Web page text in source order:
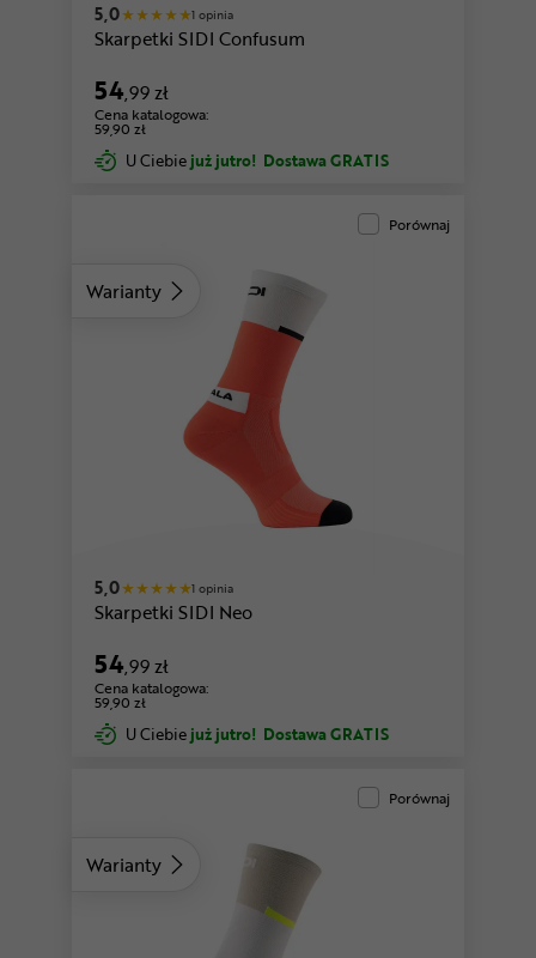
5,0 1 opinia
Skarpetki SIDI Confusum
54,99 zł
Cena katalogowa:
59,90 zł
U Ciebie już jutro! Dostawa GRATIS
Warianty
Porównaj
5,0 1 opinia
Skarpetki SIDI Neo
54,99 zł
Cena katalogowa:
59,90 zł
U Ciebie już jutro! Dostawa GRATIS
Warianty
Porównaj